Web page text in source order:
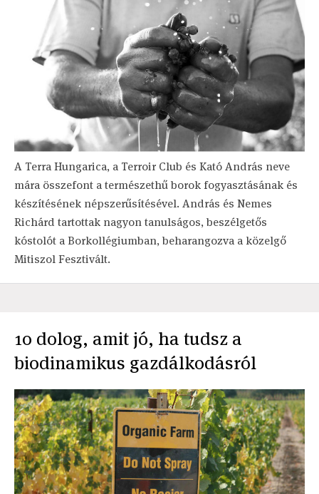
A Terra Hungarica, a Terroir Club és Kató András neve
mára összefont a természethű borok fogyasztásának és
készítésének népszerűsítésével. András és Nemes
Richárd tartottak nagyon tanulságos, beszélgetős
kóstolót a Borkollégiumban, beharangozva a közelgő
Mitiszol Fesztivált.
10 dolog, amit jó, ha tudsz a
biodinamikus gazdálkodásról